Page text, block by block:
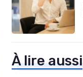
À lire aussi